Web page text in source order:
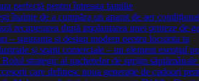
perfectă pentru întreaga familie
înainte de a cumpăra un aparat de aer
recuperarea după implantarea unei proteze de
– siguranta si design modern pentru locuinta ta
și spații comerciale – un element esențial
strategic al pachetelor de sprijin
care definesc noua generație de cadouri